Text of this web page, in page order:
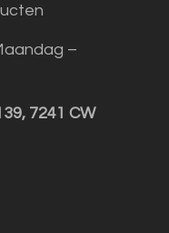
–
7241 CW